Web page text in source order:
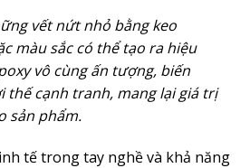
vết nứt nhỏ bằng keo
màu sắc có thể tạo ra hiệu
vô cùng ấn tượng, biến
thế cạnh tranh, mang lại giá trị
sản phẩm.
tế trong tay nghề và khả năng